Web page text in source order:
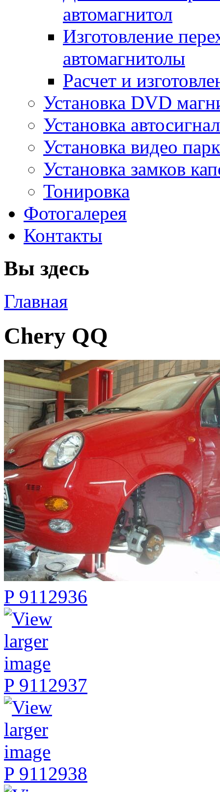
автомагнитол
Изготовление
автомагнитолы
Расчет и
Установка DVD
Установка
Установка видео
Установка замков
Тонировка
Фотогалерея
Контакты
Вы здесь
Главная
Chery QQ
P 9112936
P 9112937
P 9112938